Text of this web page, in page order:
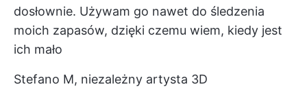
dosłownie. Używam go nawet do śledzenia
moich zapasów, dzięki czemu wiem, kiedy jest
ich mało
Stefano M, niezależny artysta 3D